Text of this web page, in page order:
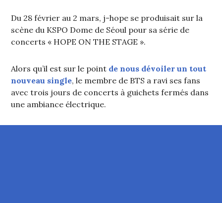
Du 28 février au 2 mars, j-hope se produisait sur la
scène du KSPO Dome de Séoul pour sa série de
concerts « HOPE ON THE STAGE ».
Alors qu’il est sur le point de nous dévoiler un tout
nouveau single, le membre de BTS a ravi ses fans
avec trois jours de concerts à guichets fermés dans
une ambiance électrique.